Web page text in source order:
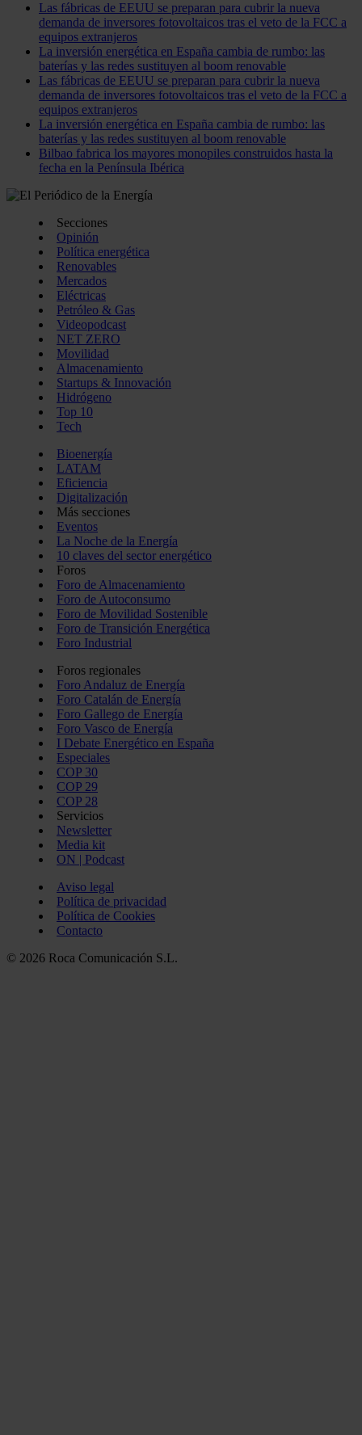
Las fábricas de EEUU se preparan para cubrir la nueva
demanda de inversores fotovoltaicos tras el veto de la FCC a
equipos extranjeros
La inversión energética en España cambia de rumbo: las
baterías y las redes sustituyen al boom renovable
Las fábricas de EEUU se preparan para cubrir la nueva
demanda de inversores fotovoltaicos tras el veto de la FCC a
equipos extranjeros
La inversión energética en España cambia de rumbo: las
baterías y las redes sustituyen al boom renovable
Bilbao fabrica los mayores monopiles construidos hasta la
fecha en la Península Ibérica
Secciones
Opinión
Política energética
Renovables
Mercados
Eléctricas
Petróleo & Gas
Videopodcast
NET ZERO
Movilidad
Almacenamiento
Startups & Innovación
Hidrógeno
Top 10
Tech
Bioenergía
LATAM
Eficiencia
Digitalización
Más secciones
Eventos
La Noche de la Energía
10 claves del sector energético
Foros
Foro de Almacenamiento
Foro de Autoconsumo
Foro de Movilidad Sostenible
Foro de Transición Energética
Foro Industrial
Foros regionales
Foro Andaluz de Energía
Foro Catalán de Energía
Foro Gallego de Energía
Foro Vasco de Energía
I Debate Energético en España
Especiales
COP 30
COP 29
COP 28
Servicios
Newsletter
Media kit
ON | Podcast
Aviso legal
Política de privacidad
Política de Cookies
Contacto
© 2026 Roca Comunicación S.L.